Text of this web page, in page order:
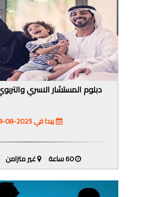
دبلوم المستشار الاسري
يبدا في 2025-08-28
60 ساعة غير متزامن